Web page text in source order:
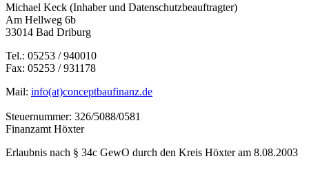
Michael Keck (Inhaber und Datenschutzbeauftragter)
Am Hellweg 6b
33014 Bad Driburg
Tel.: 05253 / 940010
Fax: 05253 / 931178
Mail: info(at)conceptbaufinanz.de
Steuernummer: 326/5088/0581
Finanzamt Höxter
Erlaubnis nach § 34c GewO durch den Kreis Höxter am 8.08.2003